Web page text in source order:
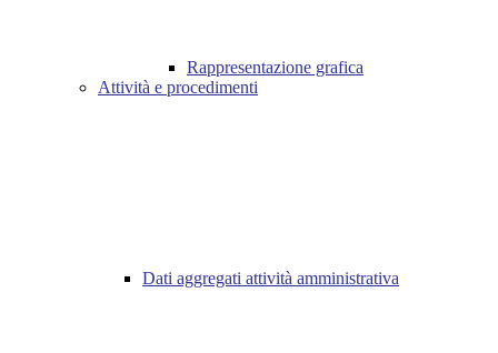
Rappresentazione grafica
Attività e procedimenti
Dati aggregati attività amministrativa